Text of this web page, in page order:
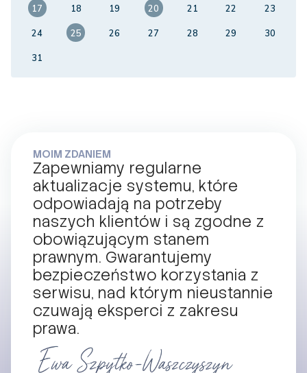
17
18 19 20 21 22
23
24
25 26 27 28 29
30
31
MOIM ZDANIEM
Zapewniamy regularne
aktualizacje systemu, które
odpowiadają na potrzeby
naszych klientów i są zgodne z
obowiązującym stanem
prawnym. Gwarantujemy
bezpieczeństwo korzystania z
serwisu, nad którym nieustannie
czuwają eksperci z zakresu
prawa.